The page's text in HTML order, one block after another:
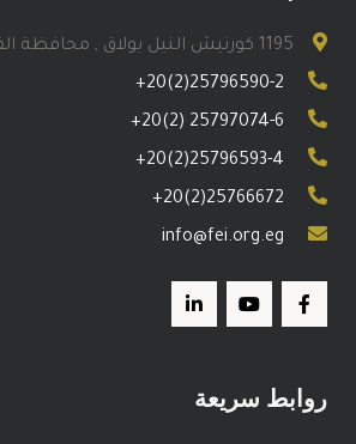
1195 كورنيش النيل بولاق , محافظة القاهره
+20(2)25796590-2
+20(2) 25797074-6
+20(2)25796593-4
+20(2)25766672
info@fei.org.eg
روابط سريعة